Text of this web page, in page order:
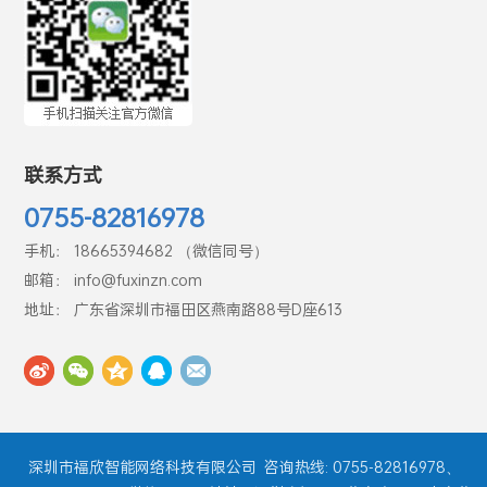
联系方式
0755-82816978
手机： 18665394682 （微信同号）
邮箱： info@fuxinzn.com
地址： 广东省深圳市福田区燕南路88号D座613
深圳市福欣智能网络科技有限公司 咨询热线: 0755-82816978、